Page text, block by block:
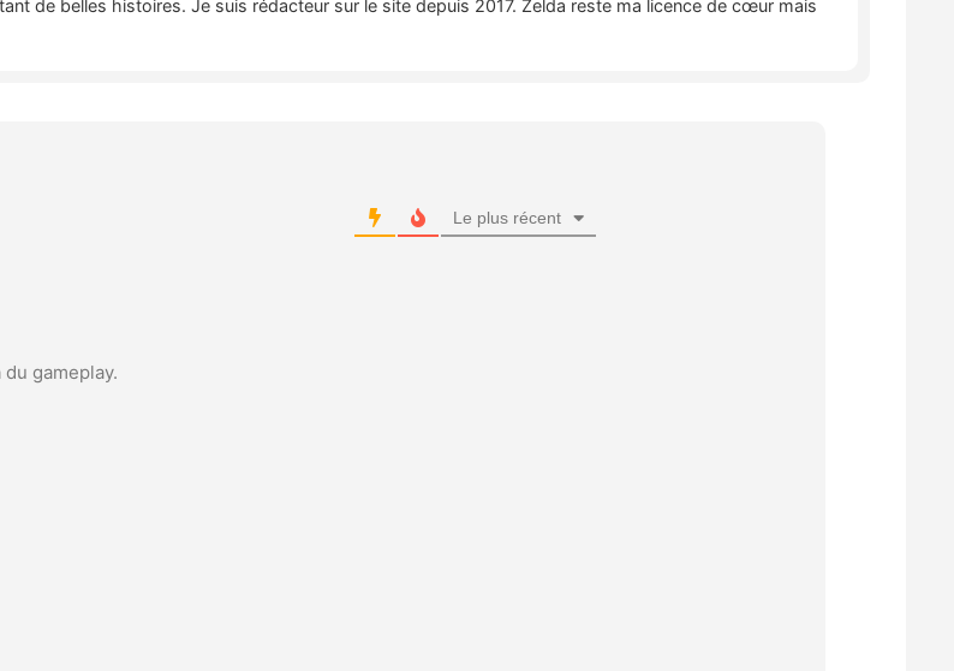
de belles histoires. Je suis rédacteur sur le site depuis 2017. Zelda reste ma licence de cœur mais
Le plus récent
gameplay.